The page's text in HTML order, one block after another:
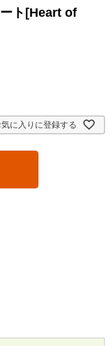
ト[Heart of
気に入りに登録する